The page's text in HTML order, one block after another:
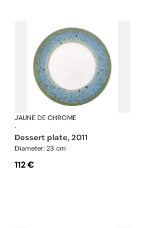
NymphéaJAUNE DE CHROME
·
dessert plate, 2011
Diameter: 23 cm
112 €